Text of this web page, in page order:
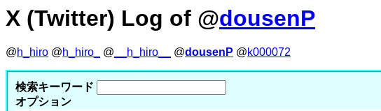
X (Twitter) Log of @dousenP
@h_hiro @h_hiro_ @ __h_hiro__ @dousenP @k000072
検索キーワード
オプション